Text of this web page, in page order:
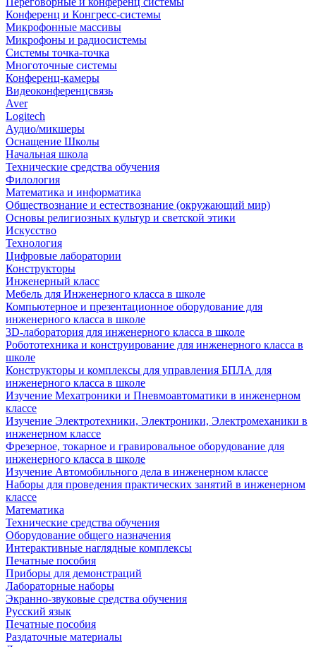
Конференц и Конгресс-системы
Микрофонные массивы
Микрофоны и радиосистемы
Системы точка-точка
Многоточные системы
Конференц-камеры
Видеоконференцсвязь
Aver
Logitech
Аудио/микшеры
Оснащение Школы
Начальная школа
Технические средства обучения
Филология
Математика и информатика
Обществознание и естествознание (окружающий мир)
Основы религиозных культур и светской этики
Искусство
Технология
Цифровые лаборатории
Конструкторы
Инженерный класс
Мебель для Инженерного класса в школе
Компьютерное и презентационное оборудование для
инженерного класса в школе
3D-лаборатория для инженерного класса в школе
Робототехника и конструирование для инженерного класса в
школе
Конструкторы и комплексы для управления БПЛА для
инженерного класса в школе
Изучение Мехатроники и Пневмоавтоматики в инженерном
классе
Изучение Электротехники, Электроники, Электромеханики в
инженерном классе
Фрезерное, токарное и гравировальное оборудование для
инженерного класса в школе
Изучение Автомобильного дела в инженерном классе
Наборы для проведения практических занятий в инженерном
классе
Математика
Технические средства обучения
Оборудование общего назначения
Интерактивные наглядные комплексы
Печатные пособия
Приборы для демонстраций
Лабораторные наборы
Экранно-звуковые средства обучения
Русский язык
Печатные пособия
Раздаточные материалы